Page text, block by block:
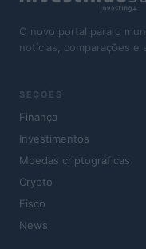
O novo portal para o
notícias, comparações e
SEÇÕES
Finança
Investimentos
Moedas criptográficas
Crypto
Fisco
News